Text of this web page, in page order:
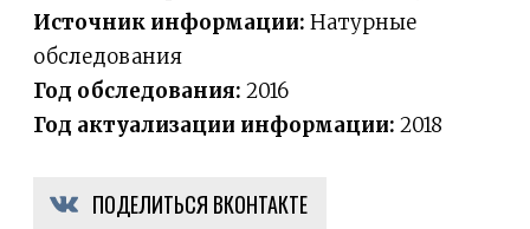
Источник информации: Натурные
обследования
Год обследования: 2016
Год актуализации информации: 2018
ПОДЕЛИТЬСЯ ВКОНТАКТЕ